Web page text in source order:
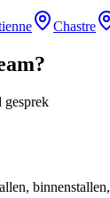
Chastre
gesprek